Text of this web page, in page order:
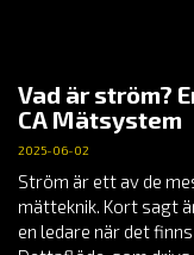
Vad är ström?
CA Mätsystem
2025-06-02
Ström är ett av de
mätteknik. Kort sagt
en ledare när det